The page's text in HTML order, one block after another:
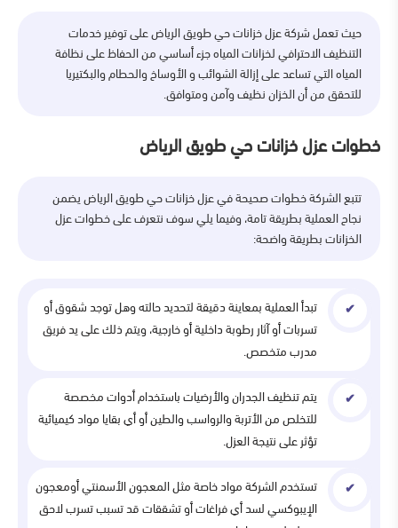
حيث تعمل شركة عزل خزانات حي طويق الرياض على توفير خدمات
التنظيف الاحترافي لخزانات المياه جزء أساسي من الحفاظ على نظافة
المياه التي تساعد على إزالة الشوائب و الأوساخ والحطام والبكتيريا
للتحقق من أن الخزان نظيف وآمن ومتوافق.
خطوات عزل خزانات حي طويق الرياض
تتبع الشركة خطوات صحيحة في عزل خزانات حي طويق الرياض يضمن
نجاح العملية بطريقة تامة، وفيما يلي سوف نتعرف على خطوات عزل
الخزانات بطريقة واضحة:
تبدأ العملية بمعاينة دقيقة لتحديد حالته وهل توجد شقوق أو
تسربات أو آثار رطوبة داخلية أو خارجية، ويتم ذلك على يد فريق
مدرب متخصص.
يتم تنظيف الجدران والأرضيات باستخدام أدوات مخصصة
للتخلص من الأتربة والرواسب والطين أو أي بقايا مواد كيميائية
تؤثر على نتيجة العزل.
تستخدم الشركة مواد خاصة مثل المعجون الأسمنتي أومعجون
الإيبوكسي لسد أي فراغات أو تشققات قد تسبب تسرب لاحق